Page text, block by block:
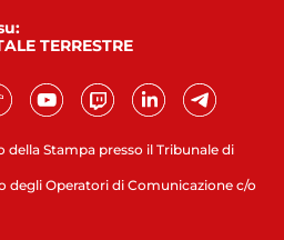
della Stampa presso il Tribunale di
degli Operatori di Comunicazione c/o
TERRESTRE